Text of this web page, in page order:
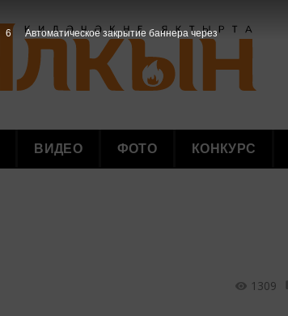
ВИДЕО ФОТО КОНКУРС
1309
5 Автоматическое закрытие баннера через